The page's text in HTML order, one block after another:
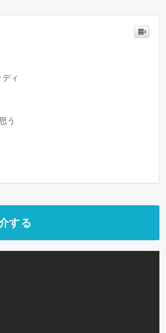
ィ
う
する